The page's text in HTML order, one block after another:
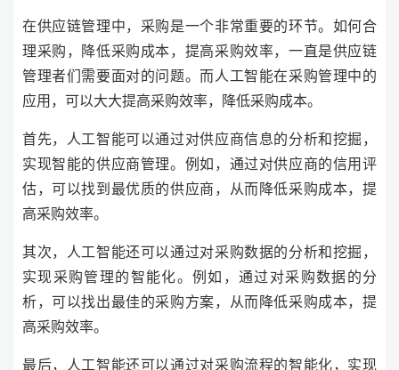
在供应链管理中，采购是一个非常重要的环节。如何合
理采购，降低采购成本，提高采购效率，一直是供应链
管理者们需要面对的问题。而人工智能在采购管理中的
应用，可以大大提高采购效率，降低采购成本。
首先，人工智能可以通过对供应商信息的分析和挖掘，
实现智能的供应商管理。例如，通过对供应商的信用评
估，可以找到最优质的供应商，从而降低采购成本，提
高采购效率。
其次，人工智能还可以通过对采购数据的分析和挖掘，
实现采购管理的智能化。例如，通过对采购数据的分
析，可以找出最佳的采购方案，从而降低采购成本，提
高采购效率。
最后，人工智能还可以通过对采购流程的智能化，实现